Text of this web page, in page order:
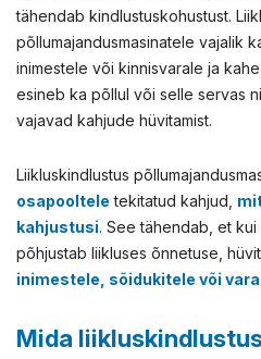
tähendab kindlustuskohustust.
põllumajandusmasinatele vajalik
inimestele või kinnisvarale ja
esineb ka põllul või selle servas
vajavad kahjude hüvitamist.
Liikluskindlustus
osapooltele tekitatud kahjud,
kahjustusi. See tähendab, et
põhjustab liikluses õnnetuse,
inimestele, sõidukitele või
Mida